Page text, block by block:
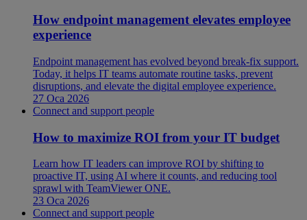
How endpoint management elevates employee
experience
Endpoint management has evolved beyond break-fix support.
Today, it helps IT teams automate routine tasks, prevent
disruptions, and elevate the digital employee experience.
27 Oca 2026
Connect and support people
How to maximize ROI from your IT budget
Learn how IT leaders can improve ROI by shifting to
proactive IT, using AI where it counts, and reducing tool
sprawl with TeamViewer ONE.
23 Oca 2026
Connect and support people